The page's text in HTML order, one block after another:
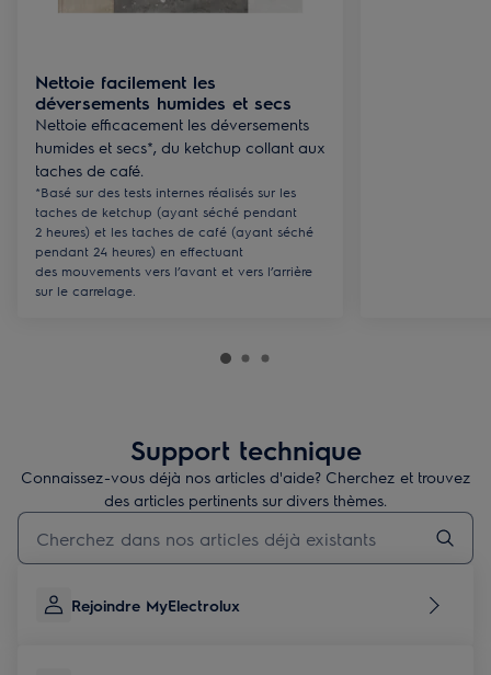
Nettoie facilement les
déversements humides et secs
Nettoie efficacement les déversements
humides et secs*, du ketchup collant aux
taches de café.
*Basé sur des tests internes réalisés sur les
taches de ketchup (ayant séché pendant
2 heures) et les taches de café (ayant séché
pendant 24 heures) en effectuant
des mouvements vers l’avant et vers l’arrière
sur le carrelage.
Support technique
Connaissez-vous déjà nos articles d'aide? Cherchez et trouvez
des articles pertinents sur divers thèmes.
Taper pour rechercher des articles de conseils
Rejoindre MyElectrolux